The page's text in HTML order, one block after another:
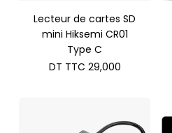
Lecteur de cartes SD
mini Hiksemi CR01
Type C
DT TTC 29,000